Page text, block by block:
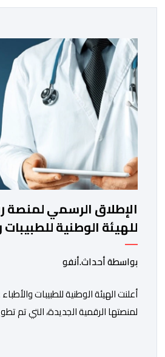
الإطلاق الرسمي لمنصة
للهيئة الوطنية للطبيبات
بواسطة أحداث.أنفو
أعلنت الهيئة الوطنية للطبيبات
لمنصتها الرقمية الجديدة، التي تم